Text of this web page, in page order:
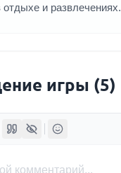
отдыхе и развлечениях.
игры (5)